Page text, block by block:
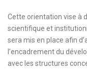
Cette orientation vise à
scientifique et
sera mis en place afin
l’encadrement du
avec les structures